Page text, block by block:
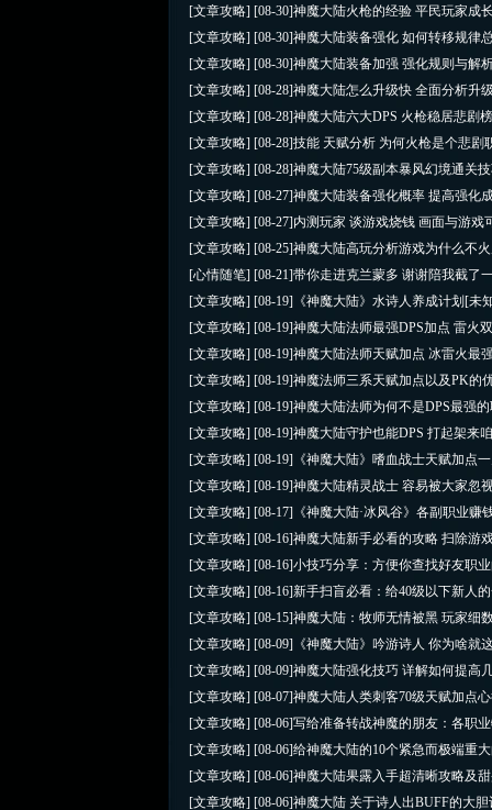
[文章攻略] [08-30]神魔大陆火枪的经验 平民玩家成
[文章攻略] [08-30]神魔大陆装备强化 如何转移规律
[文章攻略] [08-30]神魔大陆装备加强 强化规则与解
[文章攻略] [08-28]神魔大陆怎么升级快 全面分析升
[文章攻略] [08-28]神魔大陆六大DPS 火枪稳居悲剧
[文章攻略] [08-28]技能 天赋分析 为何火枪是个悲剧
[文章攻略] [08-28]神魔大陆75级副本暴风幻境通关
[文章攻略] [08-27]神魔大陆装备强化概率 提高强化
[文章攻略] [08-27]内测玩家 谈游戏烧钱 画面与游戏
[文章攻略] [08-25]神魔大陆高玩分析游戏为什么不
[心情随笔] [08-21]带你走进克兰蒙多 谢谢陪我截了
[文章攻略] [08-19] 《神魔大陆》水诗人养成计划 [未
[文章攻略] [08-19]神魔大陆法师最强DPS加点 雷火
[文章攻略] [08-19]神魔大陆法师天赋加点 冰雷火最
[文章攻略] [08-19]神魔法师三系天赋加点以及PK的
[文章攻略] [08-19]神魔大陆法师为何不是DPS最强
[文章攻略] [08-19]神魔大陆守护也能DPS 打起架来
[文章攻略] [08-19] 《神魔大陆》嗜血战士天赋加点
[文章攻略] [08-19]神魔大陆精灵战士 容易被大家忽
[文章攻略] [08-17] 《神魔大陆·冰风谷》各副职业赚
[文章攻略] [08-16]神魔大陆新手必看的攻略 扫除游
[文章攻略] [08-16]小技巧分享：方便你查找好友职
[文章攻略] [08-16]新手扫盲必看：给40级以下新人
[文章攻略] [08-15]神魔大陆：牧师无情被黑 玩家细
[文章攻略] [08-09] 《神魔大陆》吟游诗人 你为啥就
[文章攻略] [08-09]神魔大陆强化技巧 详解如何提高
[文章攻略] [08-07]神魔大陆人类刺客70级天赋加点
[文章攻略] [08-06]写给准备转战神魔的朋友：各职
[文章攻略] [08-06]给神魔大陆的10个紧急而极端重
[文章攻略] [08-06]神魔大陆果露入手超清晰攻略及
[文章攻略] [08-06]神魔大陆 关于诗人出BUFF的大胆